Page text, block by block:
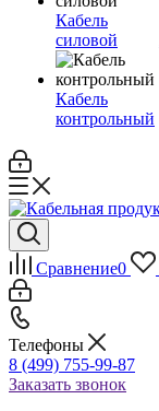
Кабель
силовой
Кабель
контрольный
Сравнение0
Телефоны
8 (499) 755-99-87
Заказать звонок